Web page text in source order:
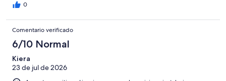
0
Comentario verificado
6/10 Normal
Kiera
23 de jul de 2026